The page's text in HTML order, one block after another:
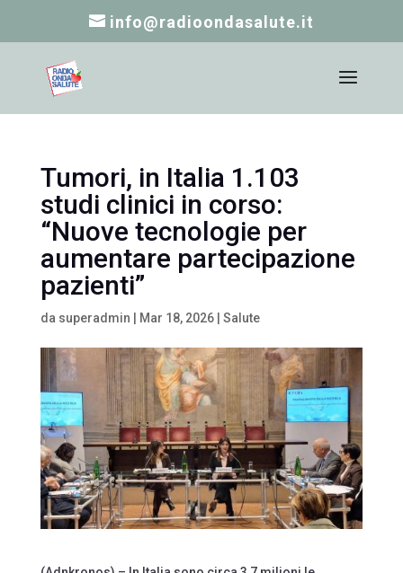
info@radioondasalute.it
Tumori, in Italia 1.103
studi clinici in corso:
“Nuove tecnologie per
aumentare partecipazione
pazienti”
da superadmin Mar 18, 2026| Salute